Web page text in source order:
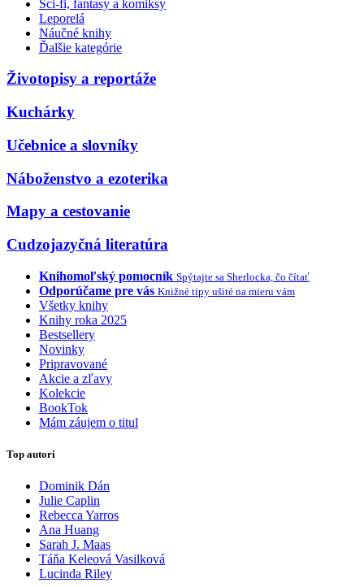
Sci-fi, fantasy a komiksy
Leporelá
Náučné knihy
Ďalšie kategórie
Životopisy a reportáže
Kuchárky
Učebnice a slovníky
Náboženstvo a ezoterika
Mapy a cestovanie
Cudzojazyčná literatúra
Knihomoľský pomocník Spýtajte sa Sherlocka, čo čítať
Odporúčame pre vás Knižné tipy ušité na mieru vám
Všetky knihy
Knihy roka 2025
Bestsellery
Novinky
Pripravované
Akcie a zľavy
Kolekcie
BookTok
Mám záujem o titul
Top autori
Dominik Dán
Julie Caplin
Rebecca Yarros
Ana Huang
Sarah J. Maas
Táňa Keleová Vasilková
Lucinda Riley